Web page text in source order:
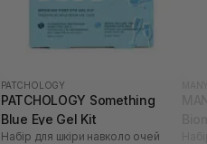
PATCHOLOGY
PATCHOLOGY Something
Blue Eye Gel Kit
Набір для шкіри навколо очей